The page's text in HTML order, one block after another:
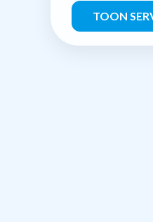
TOON